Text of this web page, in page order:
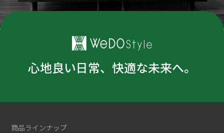
心地良い日常、快適な未来へ。
商品ラインナップ